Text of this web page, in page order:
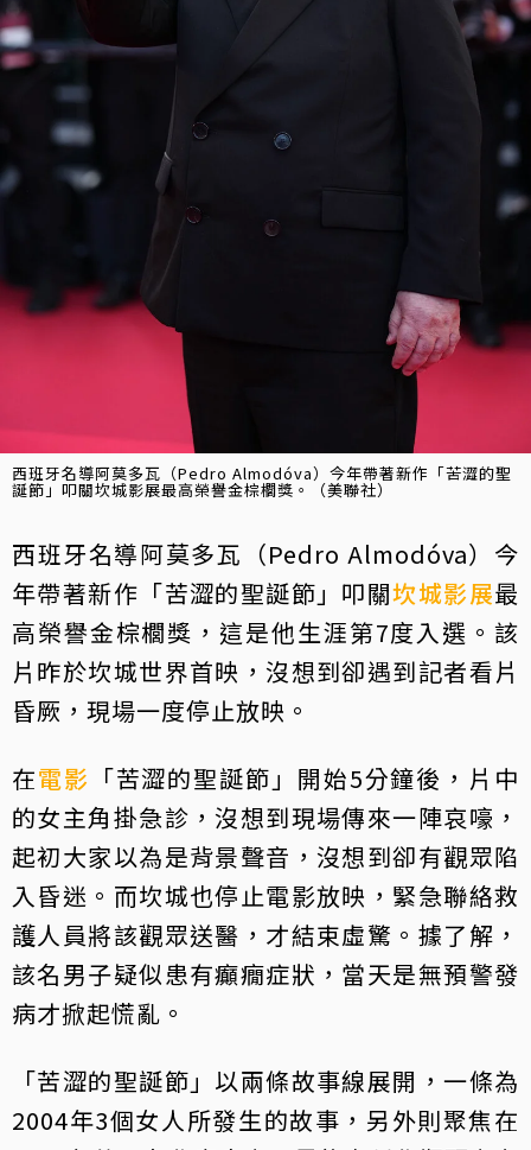
西班牙名導阿莫多瓦（Pedro Almodóva）今年帶著新作「苦澀的聖
誕節」叩關坎城影展最高榮譽金棕櫚獎。（美聯社）
西班牙名導阿莫多瓦（Pedro Almodóva）今
年帶著新作「苦澀的聖誕節」叩關坎城影展最
高榮譽金棕櫚獎，這是他生涯第7度入選。該
片昨於坎城世界首映，沒想到卻遇到記者看片
昏厥，現場一度停止放映。
在電影 「苦澀的聖誕節」開始5分鐘後，片中
的女主角掛急診，沒想到現場傳來一陣哀嚎，
起初大家以為是背景聲音，沒想到卻有觀眾陷
入昏迷。而坎城也停止電影放映，緊急聯絡救
護人員將該觀眾送醫，才結束虛驚。據了解，
該名男子疑似患有癲癇症狀，當天是無預警發
病才掀起慌亂。
「苦澀的聖誕節」以兩條故事線展開，一條為
2004年3個女人所發生的故事，另外則聚焦在